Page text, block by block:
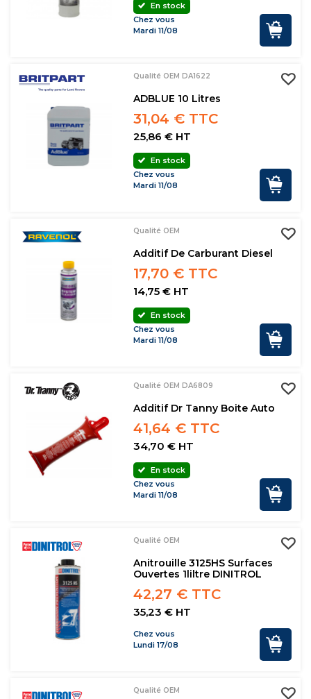
En stock
Chez vous
Mardi 11/08
Qualité OEM DA1622
ADBLUE 10 Litres
31,04 € TTC
25,86 € HT
En stock
Chez vous
Mardi 11/08
Qualité OEM
Additif De Carburant Diesel
17,70 € TTC
14,75 € HT
En stock
Chez vous
Mardi 11/08
Qualité OEM DA6809
Additif Dr Tanny Boite Auto
41,64 € TTC
34,70 € HT
En stock
Chez vous
Mardi 11/08
Qualité OEM
Anitrouille 3125HS Surfaces
Ouvertes 1liltre DINITROL
42,27 € TTC
35,23 € HT
Chez vous
Lundi 17/08
Qualité OEM